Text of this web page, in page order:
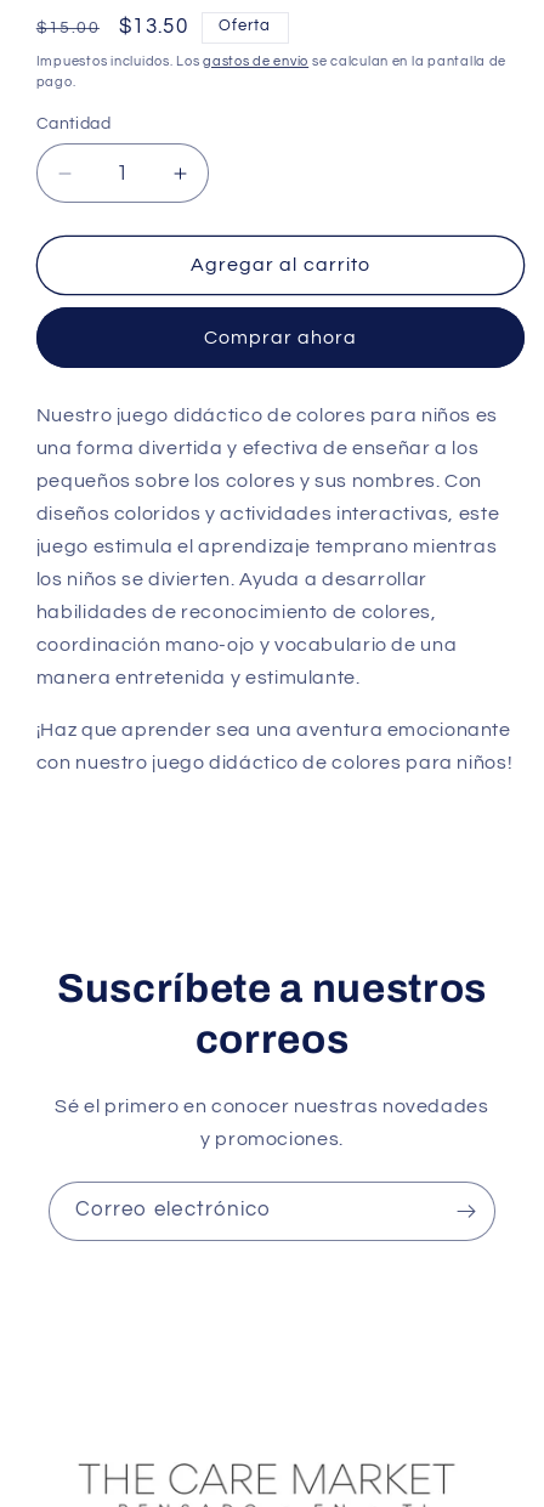
Precio
habitual
$15.00
Precio
de
$13.50 Oferta
Impuestos incluidos. Losgastos de envío se calculan en la pantalla de
pago.
Cantidad
Cantidad
Reducir
cantidad
para
Didáctico
para
–
Pointer
Aumentar
cantidad
para
Juego
Didáctico
Colores
para
–
Pointer
Agregar al carrito
Comprar ahora
Nuestro juego didáctico de colores para niños es
una forma divertida y efectiva de enseñar a los
pequeños sobre los colores y sus nombres. Con
diseños coloridos y actividades interactivas, este
juego estimula el aprendizaje temprano mientras
los niños se divierten. Ayuda a desarrollar
habilidades de reconocimiento de colores,
coordinación mano-ojo y vocabulario de una
manera entretenida y estimulante.
¡Haz que aprender sea una aventura emocionante
con nuestro juego didáctico de colores para niños!
Suscríbete a nuestros
correos
Sé el primero en conocer nuestras novedades
y promociones.
Correo electrónico